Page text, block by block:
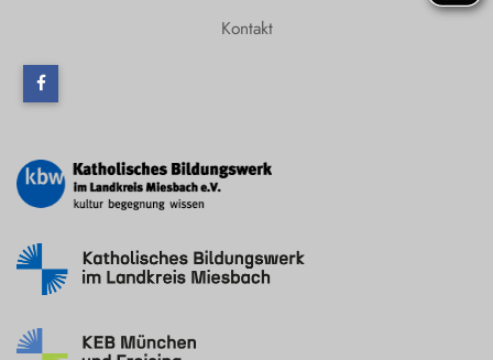
Kontakt